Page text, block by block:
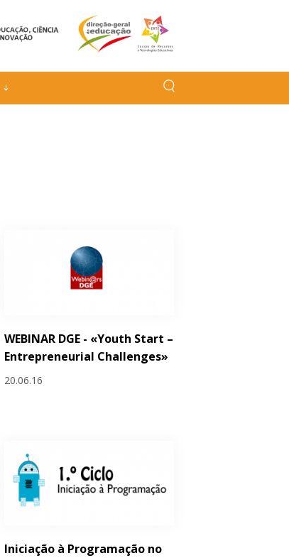
WEBINAR DGE - «Youth Start –
Entrepreneurial Challenges»
20.06.16
Iniciação à Programação no